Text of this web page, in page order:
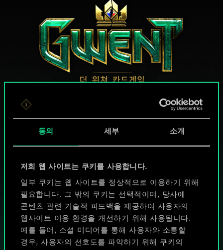
동의 세부 소개
저희 웹 사이트는 쿠키를 사용합니다.
일부 쿠키는 웹 사이트를 정상적으로 이용하기 위해
필요합니다. 그 밖의 쿠키는 선택적이며, 당사에
콘텐츠 관련 기술적 피드백을 제공하여 사용자의
웹사이트 이용 환경을 개선하기 위해 사용됩니다.
예를 들어, 소셜 미디어를 통해 사용자와 소통할
경우, 사용자의 선호도를 파악하기 위해 쿠키의
궨트 한 판 어떠신가요?
게임 내 구매 기능
지원하는 플랫폼: